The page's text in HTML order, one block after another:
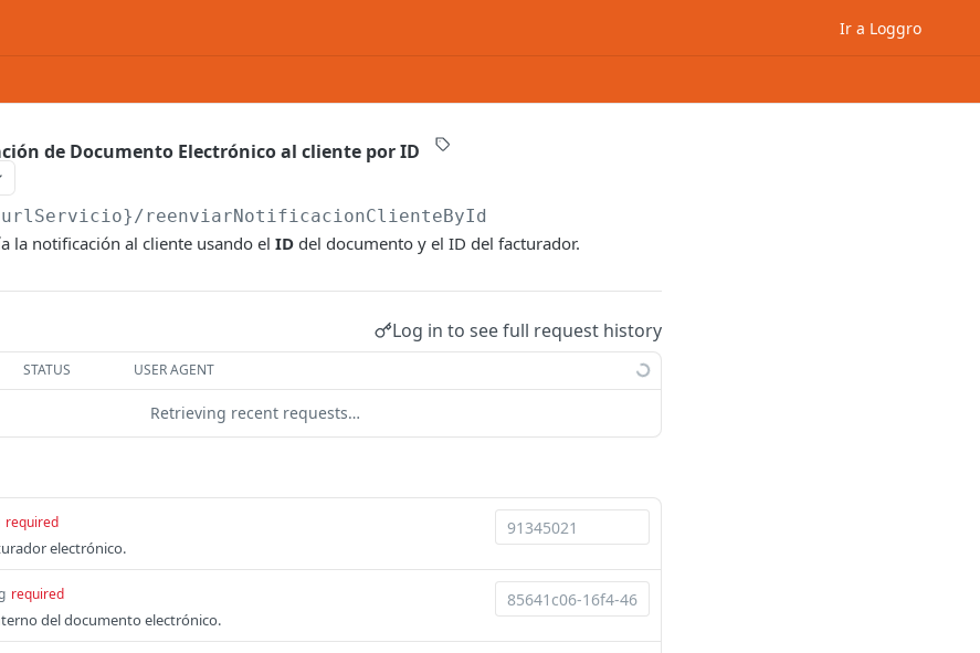
Ir a Loggro
de Documento Electrónico al cliente por ID
/reenviarNotificacionClienteById
la notificación al cliente usando el ID del documento y el ID del facturador.
Log in to see full request history
STATUS USER AGENT
Retrieving recent requests…
required
electrónico.
required
del documento electrónico.